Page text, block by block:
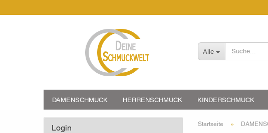
Alle
DAMENSCHMUCK HERRENSCHMUCK KINDERSCHMUCK
Startseite »
Login